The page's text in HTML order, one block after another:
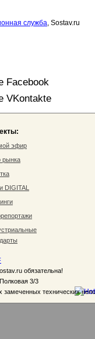
служба, Sostav.ru
Facebook
VKontakte
эфир
рынка
DIGITAL
обязательна!
3/3
замеченных технических